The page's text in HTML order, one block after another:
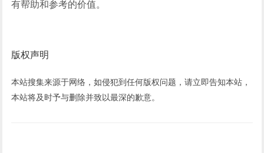
有帮助和参考的价值。
版权声明
本站搜集来源于网络，如侵犯到任何版权问题，请立即告知本站，
本站将及时予与删除并致以最深的歉意。